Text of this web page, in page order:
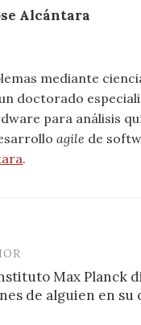
Alcántara
mediante
doctorado
para análisis
agile de
.
Max Planck
de alguien en su